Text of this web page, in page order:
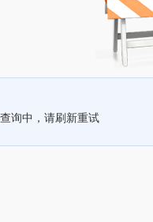
询中，请刷新重试